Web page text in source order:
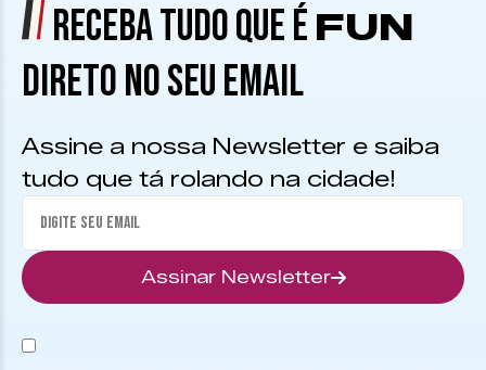
RECEBA TUDO QUE É FUN
DIRETO NO SEU EMAIL
Assine a nossa Newsletter e saiba
tudo que tá rolando na cidade!
Assinar Newsletter